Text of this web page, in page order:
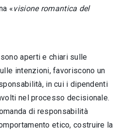
«visione roman­tica del
aperti e chiari sulle
intenzio­ni, favoriscono un
in cui i dipendenti
nel processo decisionale.
di respon­sabilità
etico, costruire la